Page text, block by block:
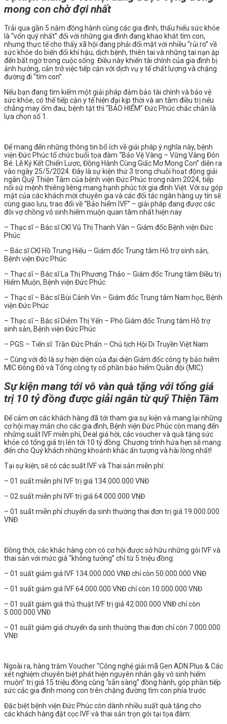
mong con chờ đợi nhất
Trải qua gần 5 năm đồng hành cùng các gia đình, thấu hiểu sức khỏe
là “vốn quý nhất” đối với những gia đình đang khao khát tìm con,
nhưng thực tế cho thấy xã hội đang phải đối mặt với nhiều “rủi ro” về
sức khỏe do biến đổi khí hậu, dịch bệnh, thiên tai và những tai nạn ập
đến bất ngờ trong cuộc sống. Điều này khiến tài chính của gia đình bị
ảnh hưởng, cản trở việc tiếp cận với dịch vụ y tế chất lượng và chặng
đường đi “tìm con”.
Nếu bạn đang tìm kiếm một giải pháp đảm bảo tài chính và bảo vệ
sức khỏe, có thể tiếp cận y tế hiện đại kịp thời và an tâm điều trị nếu
chẳng may ốm đau, bệnh tật thì “BẢO HIỂM” Đức Phúc chắc chắn là
lựa chọn số 1.
Để mang đến những thông tin bổ ích về giải pháp ý nghĩa này, bệnh
viện Đức Phúc tổ chức buổi tọa đàm “Bảo Vệ Vàng – Vững Vàng Đón
Bé. Lễ Ký Kết Chiến Lược, Đồng Hành Cùng Giấc Mơ Mong Con” diễn ra
vào ngày 25/5/2024. Đây là sự kiện thứ 3 trong chuỗi hoạt động giải
ngân Quỹ Thiện Tâm của bệnh viện Đức Phúc trong năm 2024, tiếp
nối sứ mệnh thiêng liêng mang hạnh phúc tới gia đình Việt. Với sự góp
mặt của các khách mời chuyên gia và các đối tác ngân hàng uy tín sẽ
cùng giao lưu, trao đổi về “Bảo hiểm IVF” – giải pháp đang được các
đôi vợ chồng vô sinh hiếm muộn quan tâm nhất hiện nay.
– Thạc sĩ – Bác sĩ CKI Vũ Thị Thanh Vân – Giám đốc Bệnh viện Đức
Phúc
– Bác sĩ CKI Hồ Trung Hiếu – Giám đốc Trung tâm Hỗ trợ sinh sản,
Bệnh viện Đức Phúc
– Thạc sĩ – Bác sĩ La Thị Phương Thảo – Giám đốc Trung tâm Điều trị
Hiếm Muộn, Bệnh viện Đức Phúc
– Thạc sĩ – Bác sĩ Bùi Cảnh Vin – Giám đốc Trung tâm Nam học, Bệnh
viện Đức Phúc
– Thạc sĩ – Bác sĩ Diêm Thị Yến – Phó Giám đốc Trung tâm Hỗ trợ
sinh sản, Bệnh viện Đức Phúc
– PGS – Tiến sĩ: Trần Đức Phấn – Chủ tịch Hội Di Truyền Việt Nam
– Cùng với đó là sự hiện diện của đại diện Giám đốc công ty bảo hiểm
MIC Đông Đô và Tổng công ty cổ phần bảo hiểm Quân đội (MIC)
Sự kiện mang tới vô vàn quà tặng với tổng giá
trị 10 tỷ đồng được giải ngân từ quỹ Thiện Tâm
Để cảm ơn các khách hàng đã tới tham gia sự kiện và mang lại những
cơ hội may mắn cho các gia đình, Bệnh viện Đức Phúc còn mang đến
những suất IVF miễn phí, Deal giá hời, các voucher và quà tặng sức
khỏe có tổng giá trị lên tới 10 tỷ đồng. Chương trình hứa hẹn sẽ mang
đến cho Quý khách những khoảnh khắc ấn tượng và hài lòng nhất!
Tại sự kiện, sẽ có các suất IVF và Thai sản miễn phí:
– 01 suất miễn phí IVF trị giá 134.000.000 VNĐ
– 02 suất miễn phí IVF trị giá 64.000.000 VNĐ
– 01 suất miễn phí chuyển dạ sinh thường thai đơn trị giá 19.000.000
VNĐ
Đồng thời, các khác hàng còn có cơ hội được sở hữu những gói IVF và
thai sản với mức giá “không tưởng” chỉ từ 5 triệu đồng:
– 01 suất giảm giá IVF 134.000.000 VNĐ chỉ còn 50.000.000 VNĐ
– 01 suất giảm giá IVF 64.000.000 VNĐ chỉ còn 10.000.000 VNĐ
– 01 suất giảm giá thủ thuật IVF trị giá 42.000.000 VNĐ chỉ còn
5.000.000 VNĐ
– 01 suất giảm giá chuyển dạ sinh thường thai đơn chỉ còn 7.000.000
VNĐ
Ngoài ra, hàng trăm Voucher “Công nghệ giải mã Gen ADN Plus & Các
xét nghiệm chuyên biệt phát hiện nguyên nhân gây vô sinh hiếm
muộn” trị giá 15 triệu đồng cũng “sẵn sàng” đồng hành, góp phần tiếp
sức các gia đình mong con trên chặng đường tìm con phía trước
Đặc biệt bệnh viện Đức Phúc còn dành nhiều suất quà tặng cho
các khách hàng đặt cọc IVF và thai sản trọn gói tại tọa đàm: